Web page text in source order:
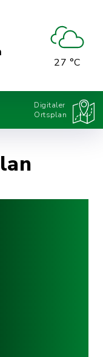
27 °C
Digitaler
Ortsplan